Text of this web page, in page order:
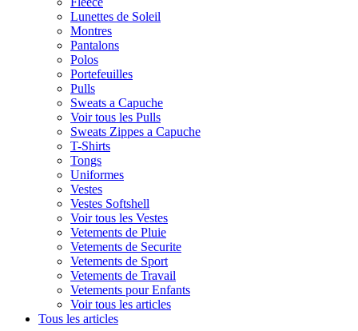
Lunettes de Soleil
Montres
Pantalons
Polos
Portefeuilles
Pulls
Sweats a Capuche
Voir tous les Pulls
Sweats Zippes a Capuche
T-Shirts
Tongs
Uniformes
Vestes
Vestes Softshell
Voir tous les Vestes
Vetements de Pluie
Vetements de Securite
Vetements de Sport
Vetements de Travail
Vetements pour Enfants
Voir tous les articles
Tous les articles